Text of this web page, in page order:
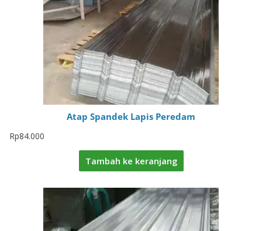
Atap Spandek Lapis Peredam
Rp84.000
Tambah ke keranjang